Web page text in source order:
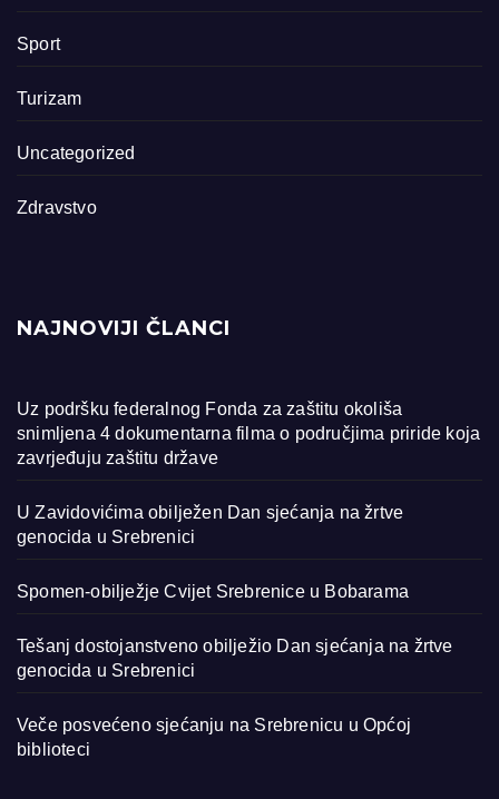
Sport
Turizam
Uncategorized
Zdravstvo
NAJNOVIJI ČLANCI
Uz podršku federalnog Fonda za zaštitu okoliša
snimljena 4 dokumentarna filma o područjima priride koja
zavrjeđuju zaštitu države
U Zavidovićima obilježen Dan sjećanja na žrtve
genocida u Srebrenici
Spomen-obilježje Cvijet Srebrenice u Bobarama
Tešanj dostojanstveno obilježio Dan sjećanja na žrtve
genocida u Srebrenici
Veče posvećeno sjećanju na Srebrenicu u Općoj
biblioteci